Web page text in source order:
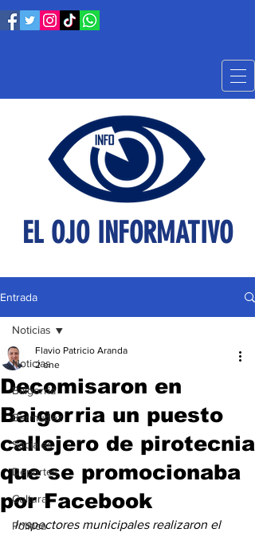
EL OJO INFORMATIVO
Entrada
Noticias
Baigorria
Bermúdez
Sociales
Deportes
Cultura
Política
Noticias
Decomisaron en
Baigorria un puesto
callejero de pirotecnia
que se promocionaba
por Facebook
Flavio Patricio Aranda
2 ene
Inspectores municipales realizaron el